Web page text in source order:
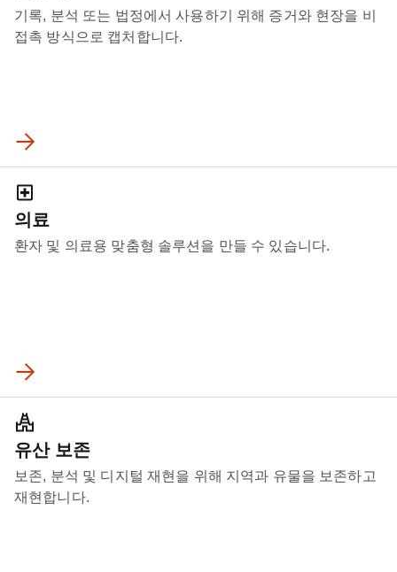
기록, 분석 또는 법정에서 사용하기 위해 증거와 현장을 비
접촉 방식으로 캡처합니다.
의료
환자 및 의료용 맞춤형 솔루션을 만들 수 있습니다.
유산 보존
보존, 분석 및 디지털 재현을 위해 지역과 유물을 보존하고
재현합니다.